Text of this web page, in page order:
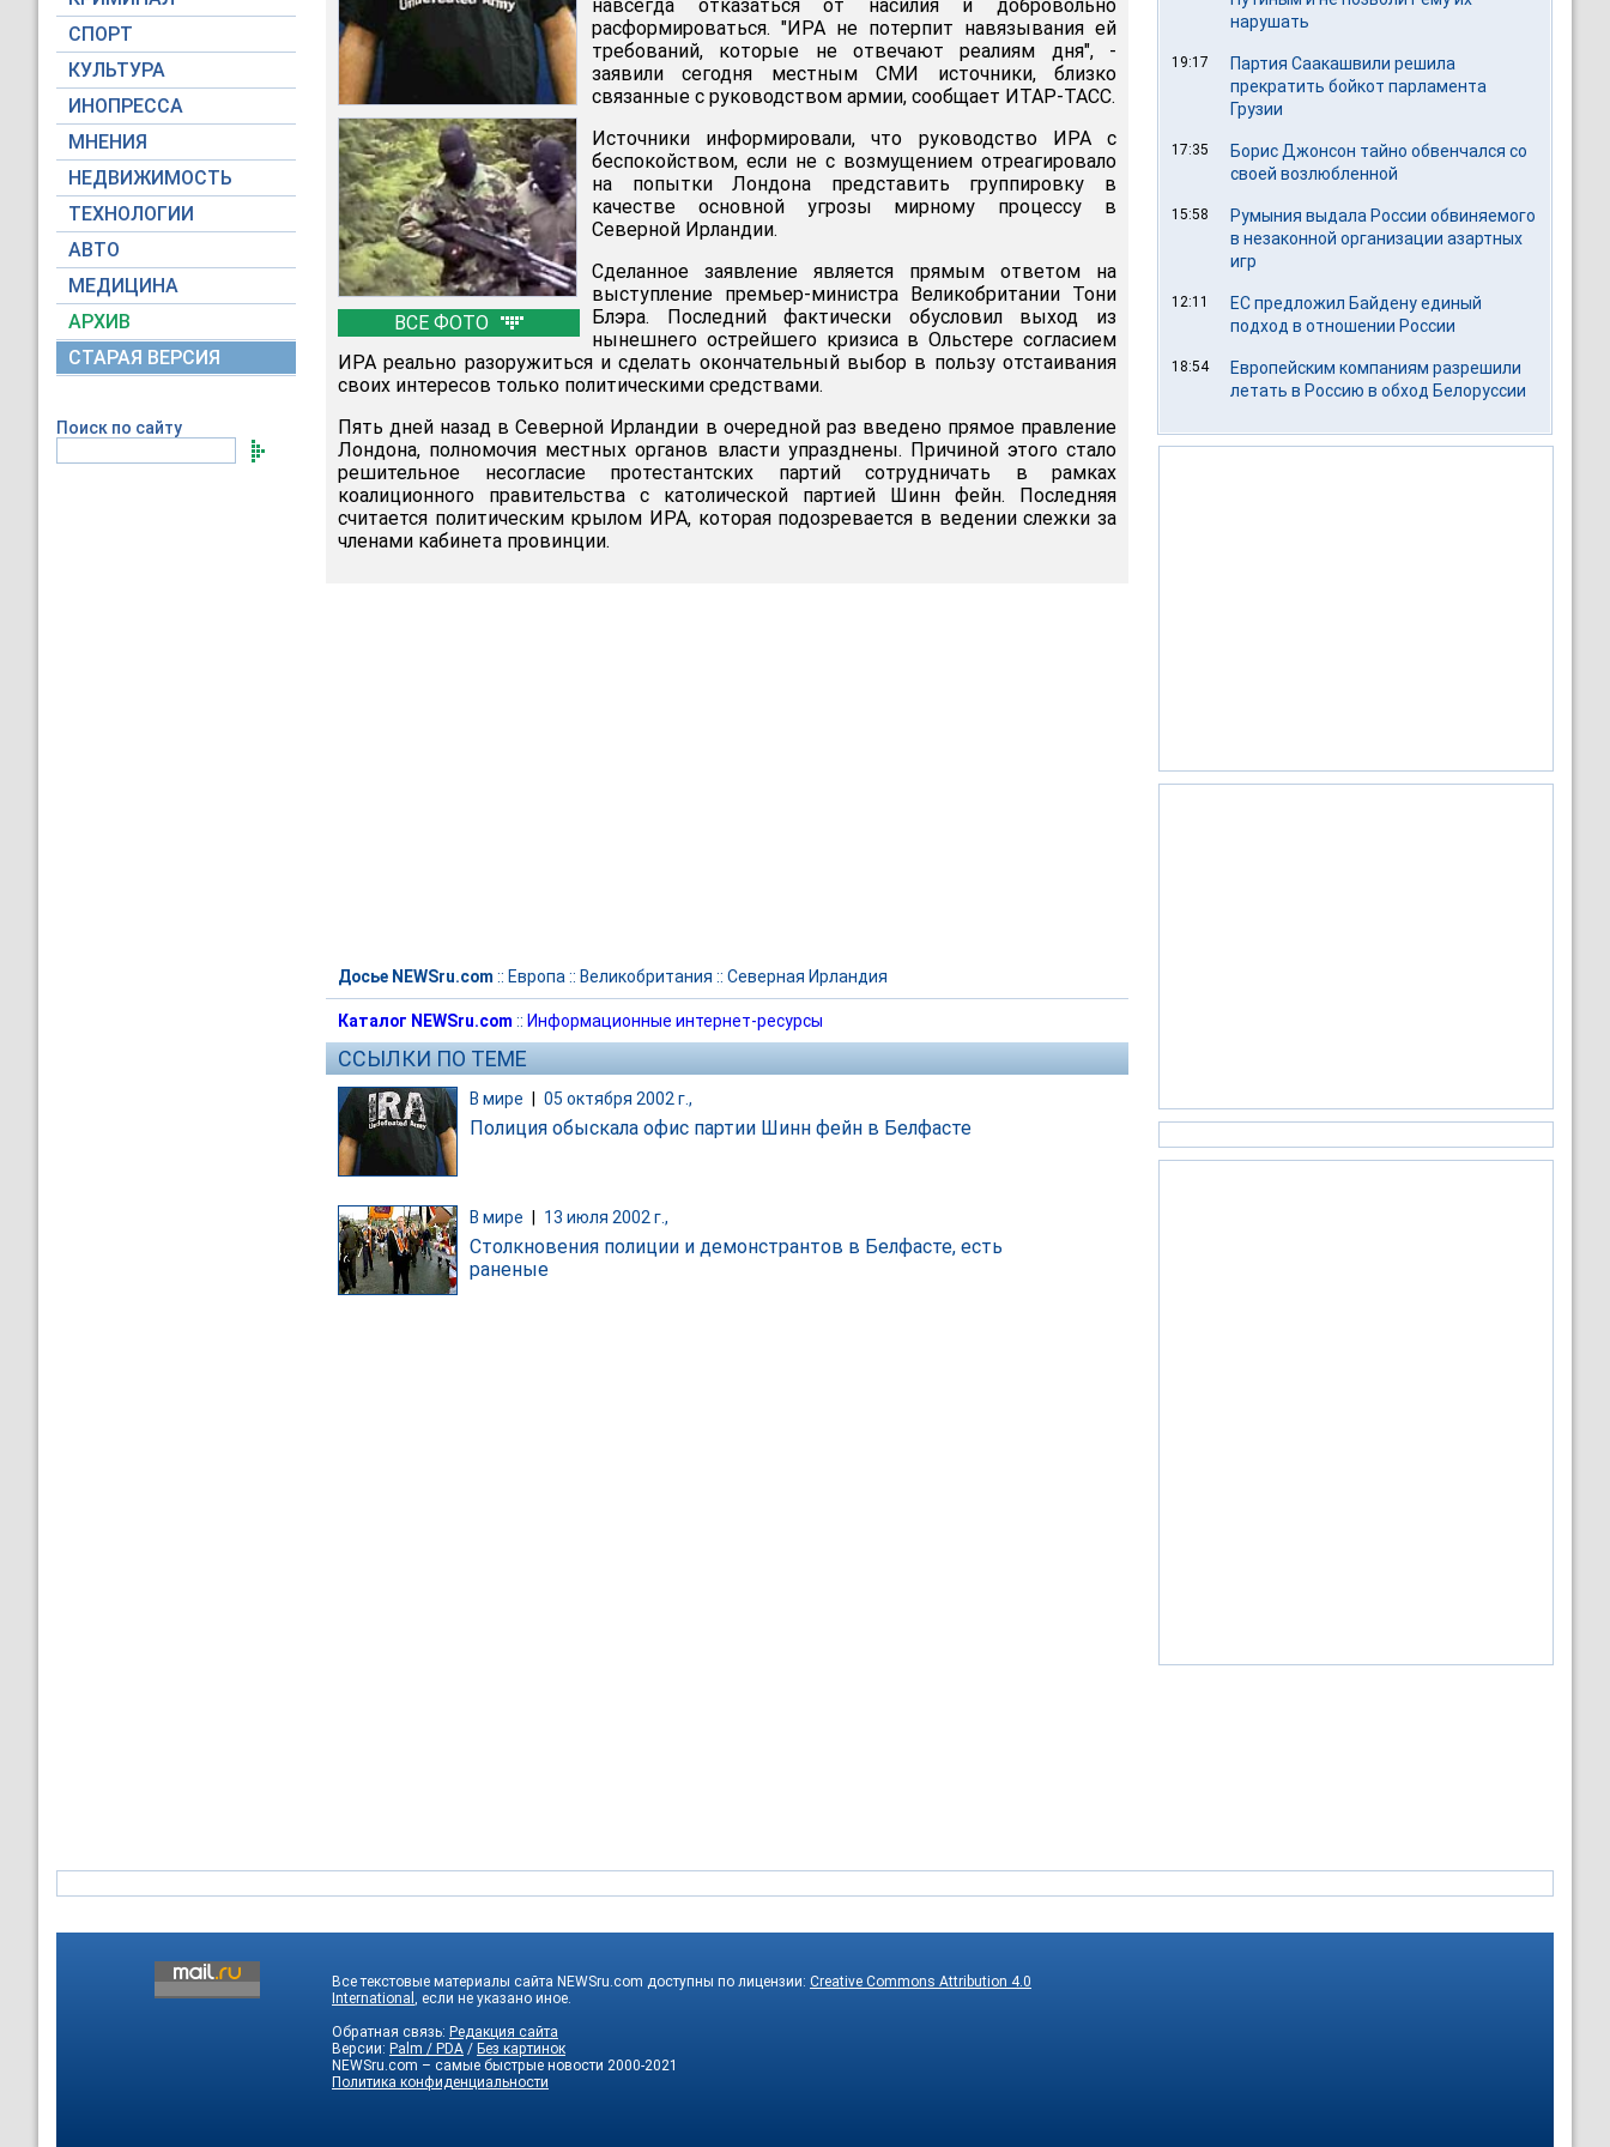
СПОРТ
КУЛЬТУРА
ИНОПРЕССА
МНЕНИЯ
НЕДВИЖИМОСТЬ
ТЕХНОЛОГИИ
АВТО
МЕДИЦИНА
АРХИВ
СТАРАЯ ВЕРСИЯ
Поиск по сайту
ВСЕ ФОТО
навсегда отказаться от насилия и добровольно
расформироваться. "ИРА не потерпит навязывания ей
требований, которые не отвечают реалиям дня", -
заявили сегодня местным СМИ источники, близко
связанные с руководством армии, сообщает ИТАР-ТАСС.
Источники информировали, что руководство ИРА с
беспокойством, если не с возмущением отреагировало
на попытки Лондона представить группировку в
качестве основной угрозы мирному процессу в
Северной Ирландии.
Сделанное заявление является прямым ответом на
выступление премьер-министра Великобритании Тони
Блэра. Последний фактически обусловил выход из
нынешнего острейшего кризиса в Ольстере согласием
ИРА реально разоружиться и сделать окончательный выбор в пользу отстаивания
своих интересов только политическими средствами.
Пять дней назад в Северной Ирландии в очередной раз введено прямое правление
Лондона, полномочия местных органов власти упразднены. Причиной этого стало
решительное несогласие протестантских партий сотрудничать в рамках
коалиционного правительства с католической партией Шинн фейн. Последняя
считается политическим крылом ИРА, которая подозревается в ведении слежки за
членами кабинета провинции.
Досье NEWSru.com :: Европа :: Великобритания :: Северная Ирландия
Каталог NEWSru.com :: Информационные интернет-ресурсы
ССЫЛКИ ПО ТЕМЕ
В мире 05 октября 2002 г.,
Полиция обыскала офис партии Шинн фейн в Белфасте
В мире 13 июля 2002 г.,
Столкновения полиции и демонстрантов в Белфасте, есть
раненые
нарушать
19:17
Партия Саакашвили решила
прекратить бойкот парламента
Грузии
17:35
Борис Джонсон тайно обвенчался со
своей возлюбленной
15:58
Румыния выдала России обвиняемого
в незаконной организации азартных
игр
12:11
ЕС предложил Байдену единый
подход в отношении России
18:54
Европейским компаниям разрешили
летать в Россию в обход Белоруссии
Все текстовые материалы сайта NEWSru.com доступны по лицензии: Creative Commons Attribution 4.0
International , если не указано иное.
Обратная связь: Редакция сайта
Версии: Palm / PDA / Без картинок
NEWSru.com – самые быстрые новости 2000-2021
Политика конфиденциальности